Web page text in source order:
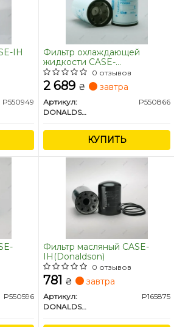
IH
P550949
Фильтр охлаждающей
жидкости CASE-
IH(Donaldson)0 отзывов
2 689 ₴ завтра
Артикул:
P550866
DONALDSON
КУПИТЬ
P550596
Фильтр масляный CASE-
IH(Donaldson)
0 отзывов
781 ₴ завтра
Артикул:
P165875
DONALDSON